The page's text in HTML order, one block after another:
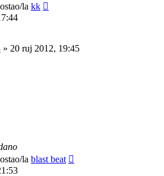
la kk
» 20 ruj 2012, 19:45
la blast beat